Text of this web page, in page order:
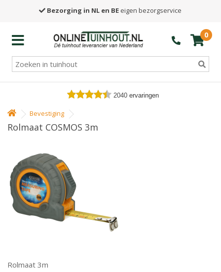
Bezorging in NL en BE eigen bezorgservice
0
2040 ervaringen
Bevestiging
Rolmaat COSMOS 3m
Rolmaat 3m